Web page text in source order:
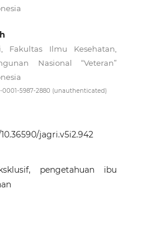
Fakultas Ilmu Kesehatan,
Nasional “Veteran”
5987-2880 (unauthenticated)
jagri.v5i2.942
pengetahuan ibu